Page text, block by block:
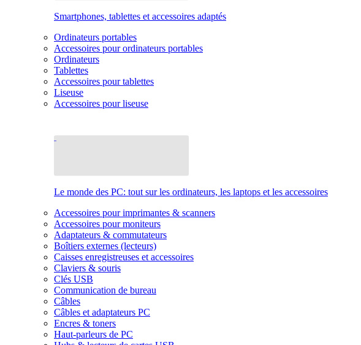
Smartphones, tablettes et accessoires adaptés
Ordinateurs portables
Accessoires pour ordinateurs portables
Ordinateurs
Tablettes
Accessoires pour tablettes
Liseuse
Accessoires pour liseuse
Le monde des PC: tout sur les ordinateurs, les laptops et les accessoires
Accessoires pour imprimantes & scanners
Accessoires pour moniteurs
Adaptateurs & commutateurs
Boîtiers externes (lecteurs)
Caisses enregistreuses et accessoires
Claviers & souris
Clés USB
Communication de bureau
Câbles
Câbles et adaptateurs PC
Encres & toners
Haut-parleurs de PC